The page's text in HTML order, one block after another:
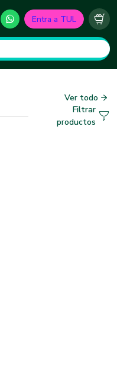
Entra a TUL
Ver todo
Filtrar
productos